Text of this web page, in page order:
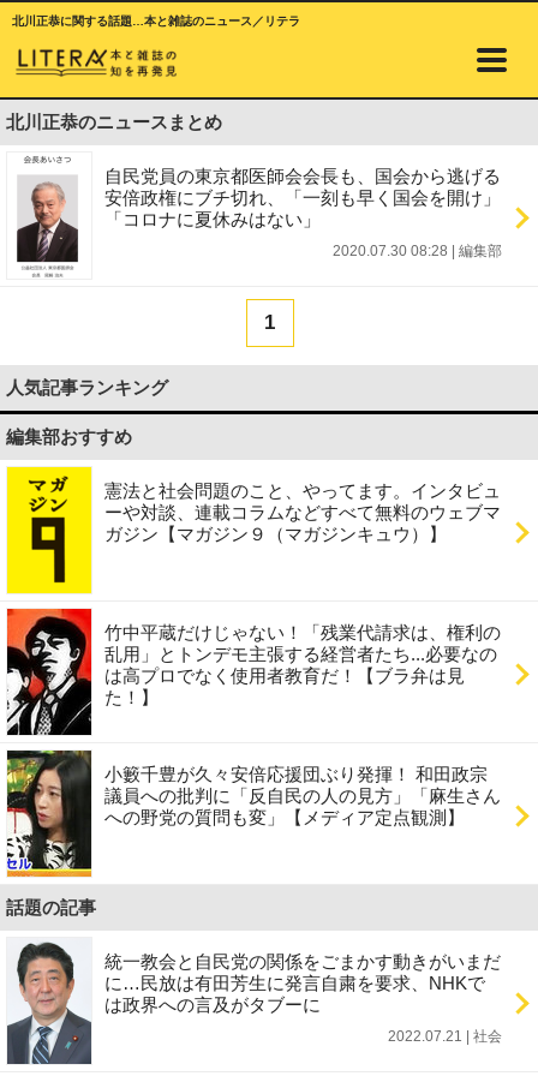
北川正恭に関する話題…本と雑誌のニュース／リテラ
北川正恭のニュースまとめ
自民党員の東京都医師会会長も、国会から逃げる
安倍政権にブチ切れ、「一刻も早く国会を開け」
「コロナに夏休みはない」
2020.07.30 08:28 編集部
1
人気記事ランキング
編集部おすすめ
憲法と社会問題のこと、やってます。インタビュ
ーや対談、連載コラムなどすべて無料のウェブマ
ガジン【マガジン９（マガジンキュウ）】
竹中平蔵だけじゃない！「残業代請求は、権利の
乱用」とトンデモ主張する経営者たち...必要なの
は高プロでなく使用者教育だ！【ブラ弁は見
た！】
小籔千豊が久々安倍応援団ぶり発揮！ 和田政宗
議員への批判に「反自民の人の見方」「麻生さん
への野党の質問も変」【メディア定点観測】
話題の記事
統一教会と自民党の関係をごまかす動きがいまだ
に…民放は有田芳生に発言自粛を要求、NHKで
は政界への言及がタブーに
2022.07.21 | 社会